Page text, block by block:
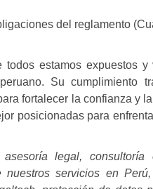
del reglamento
estamos expuestos y
Su cumplimiento
fortalecer la confianza y
posicionadas para
legal, consultoría
servicios en